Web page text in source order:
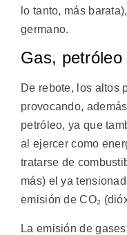
lo tanto, más
germano.
Gas, petróleo
De rebote, los altos
provocando,
petróleo, ya que
al ejercer como
tratarse de
más) el ya
emisión de CO₂
La emisión de